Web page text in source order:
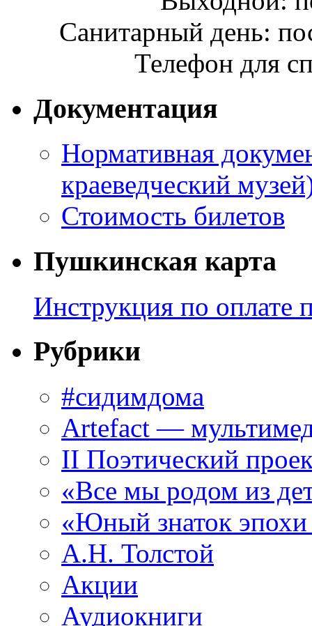
Санитарный день:
Телефон для
Документация
Нормативная
краеведческий
Стоимость билетов
Пушкинская карта
Инструкция по оплате
Рубрики
#сидимдома
Artefact —
II Поэтический
«Все мы родом из
«Юный знаток
А.Н. Толстой
Акции
Аудиокниги